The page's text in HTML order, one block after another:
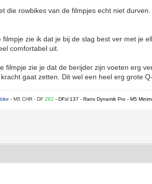
die rowbikes van de filmpjes echt niet
filmpje zie ik dat je bij de slag best ver met je
comfortabel uit.
filmpje zie je dat de berijder zijn voeten erg
gaat zetten. Dit wel een heel erg grote
- M5 CHR - DF282- DFxl 137 - Rans Dynamik Pro - M5